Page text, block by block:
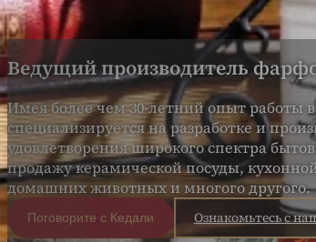
Получить цитату
Ведущий производитель
Имея более чем 30-летний опыт
специализируется на разработке и
удовлетворения широкого спектра
продажу керамической посуды,
домашних животных и многого другого.
Поговорите с Кедали Ознакомьтесь с